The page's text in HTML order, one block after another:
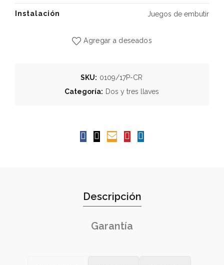
Instalación Juegos de embutir
Agregar a deseados
SKU: 0109/17P-CR
Categoría: Dos y tres llaves
Descripción
Garantía